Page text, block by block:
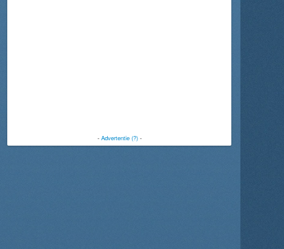
- Advertentie (?)-